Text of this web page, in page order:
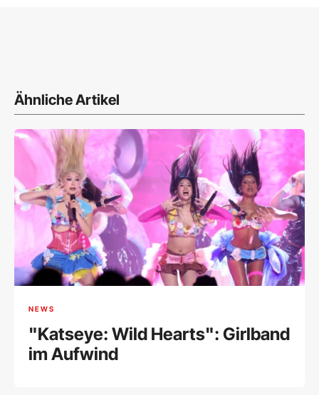
Ähnliche Artikel
NEWS
"Katseye: Wild Hearts": Girlband
im Aufwind